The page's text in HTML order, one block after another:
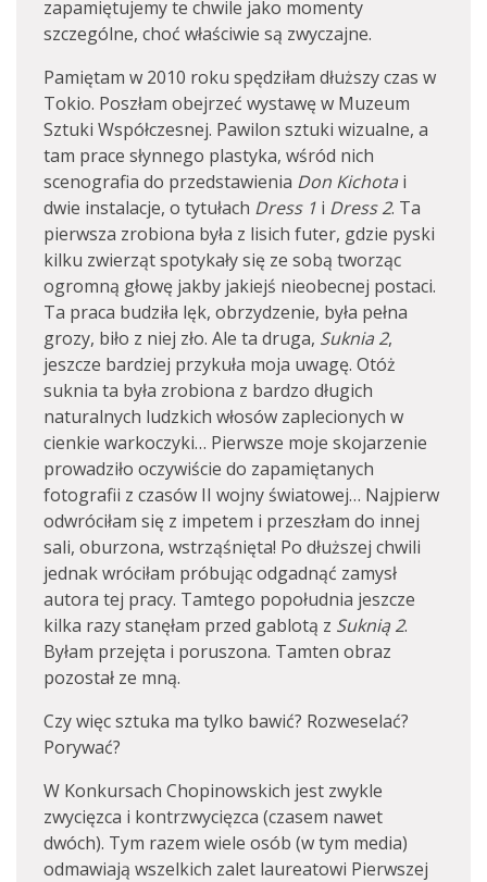
zapamiętujemy te chwile jako momenty
szczególne, choć właściwie są zwyczajne.
Pamiętam w 2010 roku spędziłam dłuższy czas w
Tokio. Poszłam obejrzeć wystawę w Muzeum
Sztuki Współczesnej. Pawilon sztuki wizualne, a
tam prace słynnego plastyka, wśród nich
scenografia do przedstawienia Don Kichota i
dwie instalacje, o tytułach Dress 1 i Dress 2. Ta
pierwsza zrobiona była z lisich futer, gdzie pyski
kilku zwierząt spotykały się ze sobą tworząc
ogromną głowę jakby jakiejś nieobecnej postaci.
Ta praca budziła lęk, obrzydzenie, była pełna
grozy, biło z niej zło. Ale ta druga, Suknia 2,
jeszcze bardziej przykuła moja uwagę. Otóż
suknia ta była zrobiona z bardzo długich
naturalnych ludzkich włosów zaplecionych w
cienkie warkoczyki… Pierwsze moje skojarzenie
prowadziło oczywiście do zapamiętanych
fotografii z czasów II wojny światowej… Najpierw
odwróciłam się z impetem i przeszłam do innej
sali, oburzona, wstrząśnięta! Po dłuższej chwili
jednak wróciłam próbując odgadnąć zamysł
autora tej pracy. Tamtego popołudnia jeszcze
kilka razy stanęłam przed gablotą z Suknią 2.
Byłam przejęta i poruszona. Tamten obraz
pozostał ze mną.
Czy więc sztuka ma tylko bawić? Rozweselać?
Porywać?
W Konkursach Chopinowskich jest zwykle
zwycięzca i kontrzwycięzca (czasem nawet
dwóch). Tym razem wiele osób (w tym media)
odmawiają wszelkich zalet laureatowi Pierwszej